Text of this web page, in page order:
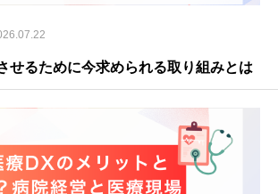
せるために今求められる取り組みとは